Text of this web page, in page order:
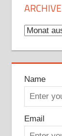
ARCHIVE
Archive
Name
Email